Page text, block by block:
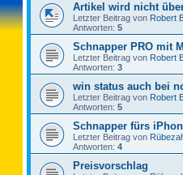
Artikel wird nicht
Letzter Beitrag von Robert
Antworten: 5
Schnapper PRO mit
Letzter Beitrag von Robert
Antworten: 3
win status auch bei
Letzter Beitrag von Robert
Antworten: 5
Schnapper fürs
Letzter Beitrag von
Antworten: 4
Preisvorschlag